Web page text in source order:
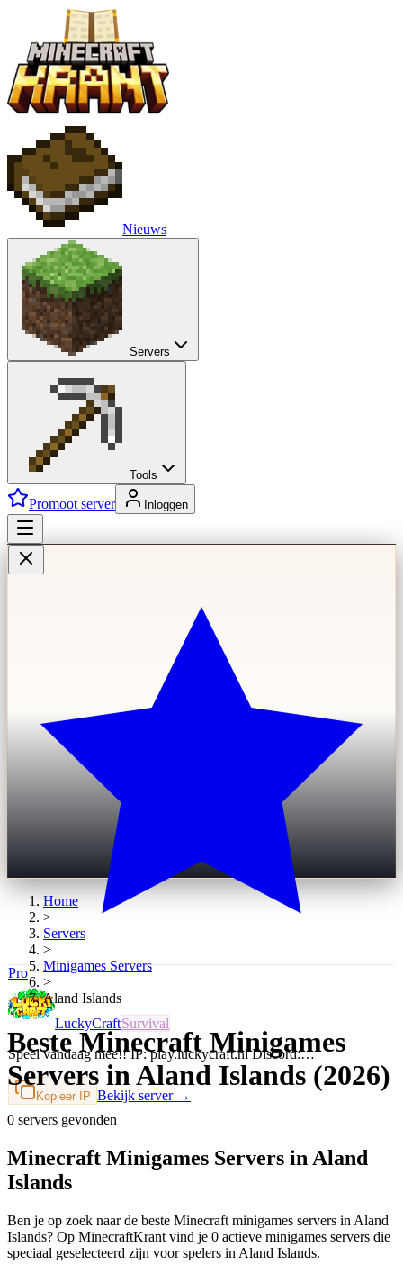
Nieuws
Servers
Tools
Promoot server Inloggen
Pro
LuckyCraftSurvival
Speel vandaag mee!! IP: play.luckycraft.nl Discord:…
Kopieer IP Bekijk server →
Home
>
Servers
>
MinigamesServers
>
Aland Islands
Beste Minecraft Minigames
Servers in Aland Islands (2026)
0 servers gevonden
Minecraft Minigames Servers in Aland
Islands
Ben je op zoek naar de beste Minecraft minigames servers in Aland
Islands? Op MinecraftKrant vind je 0 actieve minigames servers die
speciaal geselecteerd zijn voor spelers in Aland Islands.